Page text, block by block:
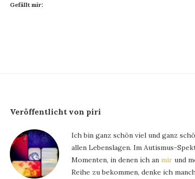
Gefällt mir:
Veröffentlicht von piri
Ich bin ganz schön viel und ganz
allen Lebenslagen. Im Autismus-
Momenten, in denen ich an mir und
Reihe zu bekommen, denke ich